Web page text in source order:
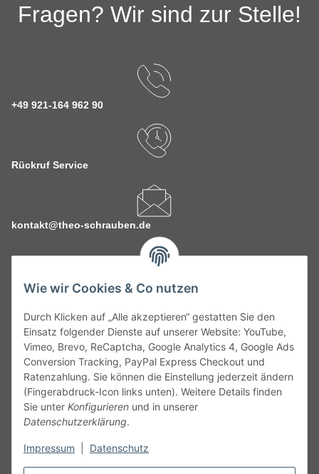
Wie wir Cookies & Co nutzen
Durch Klicken auf „Alle akzeptieren“ gestatten Sie den
Einsatz folgender Dienste auf unserer Website: YouTube,
Vimeo, Brevo, ReCaptcha, Google Analytics 4, Google Ads
Conversion Tracking, PayPal Express Checkout und
Ratenzahlung. Sie können die Einstellung jederzeit ändern
(Fingerabdruck-Icon links unten). Weitere Details finden
Sie unter Konfigurieren und in unserer
Datenschutzerklärung.
Impressum Datenschutz
Fragen? Wir sind zur Stelle!
+49 921-164 962 90
Rückruf Service
kontakt@theo-schrauben.de
Service
Gesetzliche Informationen
Alle technischen Angaben ohne Gewähr. Irrtümer und fehlerhafte
Angaben vorbehalten. Wenn Sie Datenblätter oder spezielle
unseren Kundenservice. Abbildungen der Artikel können